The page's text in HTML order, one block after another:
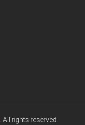
. All rights reserved.